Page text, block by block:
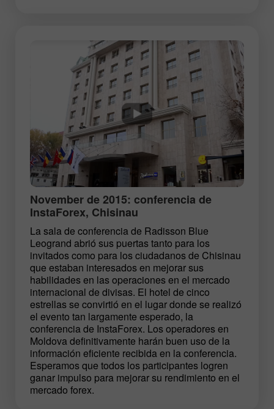
November de 2015: conferencia de
InstaForex, Chisinau
La sala de conferencia de Radisson Blue
Leogrand abrió sus puertas tanto para los
invitados como para los ciudadanos de Chisinau
que estaban interesados en mejorar sus
habilidades en las operaciones en el mercado
internacional de divisas. El hotel de cinco
estrellas se convirtió en el lugar donde se realizó
el evento tan largamente esperado, la
conferencia de InstaForex. Los operadores en
Moldova definitivamente harán buen uso de la
información eficiente recibida en la conferencia.
Esperamos que todos los participantes logren
ganar impulso para mejorar su rendimiento en el
mercado forex.